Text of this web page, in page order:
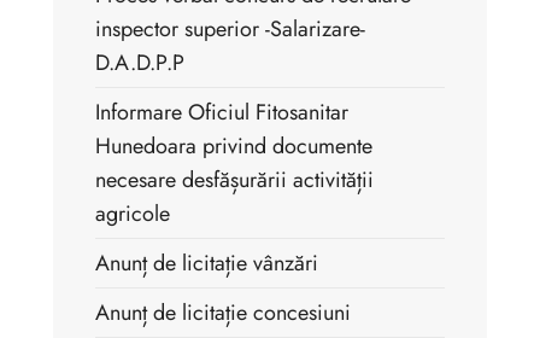
inspector superior -Salarizare-
D.A.D.P.P
Informare Oficiul Fitosanitar
Hunedoara privind documente
necesare desfășurării activității
agricole
Anunț de licitație vânzări
Anunț de licitație concesiuni